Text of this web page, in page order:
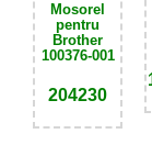
Mosorel
pentru
Brother
100376-001
204230